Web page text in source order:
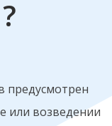
предусмотрен
или возведении